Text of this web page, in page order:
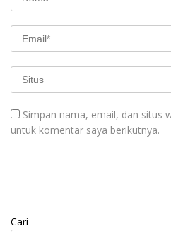
Simpan nama, email, dan situs
untuk komentar saya berikutnya.
Cari